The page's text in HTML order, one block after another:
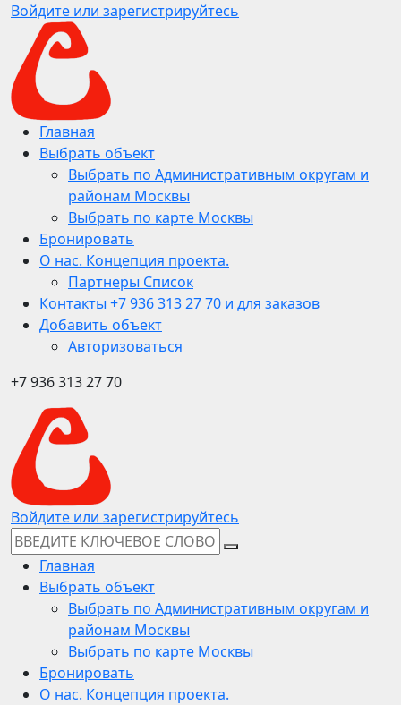
Войдите или зарегистрируйтесь
Главная
Выбрать объект
Выбрать по Административным округам и
районам Москвы
Выбрать по карте Москвы
Бронировать
О нас. Концепция проекта.
Партнеры Список
Контакты +7 936 313 27 70 и для заказов
Добавить объект
Авторизоваться
+7 936 313 27 70
Войдите или зарегистрируйтесь
Главная
Выбрать объект
Выбрать по Административным округам и
районам Москвы
Выбрать по карте Москвы
Бронировать
О нас. Концепция проекта.